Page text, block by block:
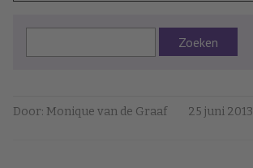
Zoeken
Door: Monique van de Graaf 25 juni 2013